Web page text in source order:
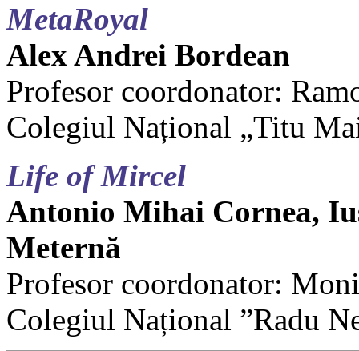
MetaRoyal
Alex Andrei Bordean
Profesor coordonator:
Colegiul Național „Titu
Life of Mircel
Antonio Mihai Cornea,
Meternă
Profesor coordonator:
Colegiul Național ”Radu